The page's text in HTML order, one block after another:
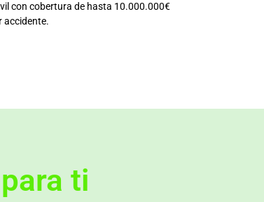
con cobertura de hasta 10.000.000€
accidente.
para ti